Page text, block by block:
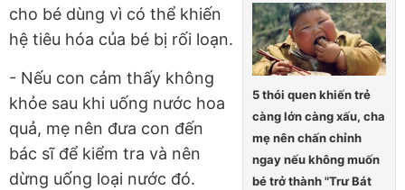
5 thói quen khiến trẻ
càng lớn càng xấu, cha
mẹ nên chấn chỉnh
ngay nếu không muốn
bé trở thành "Trư Bát
cho bé dùng vì có thể khiến
hệ tiêu hóa của bé bị rối loạn.
- Nếu con cảm thấy không
khỏe sau khi uống nước hoa
quả, mẹ nên đưa con đến
bác sĩ để kiểm tra và nên
dừng uống loại nước đó.